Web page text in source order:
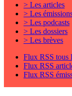
> Les articles
> Les
> Les podcasts
> Les dossiers
> Les brèves
Flux RSS tous
Flux RSS
Flux RSS